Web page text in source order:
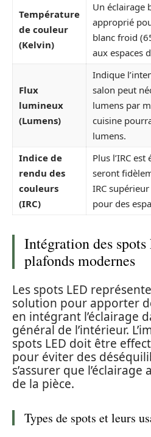
Température
de couleur
(Kelvin)
Un éclairage
approprié
blanc froid
aux espaces
Flux
lumineux
(Lumens)
Indique
salon peut
lumens par
cuisine
lumens.
Indice de
rendu des
couleurs
(IRC)
Plus l’IRC
seront
IRC
pour des
Intégration des
plafonds modernes
Les spots LED
solution pour apporter
en intégrant l’éclairage
général de l’intérieur.
spots LED doit être
pour éviter des
s’assurer que
de la pièce.
Types de spots et leurs